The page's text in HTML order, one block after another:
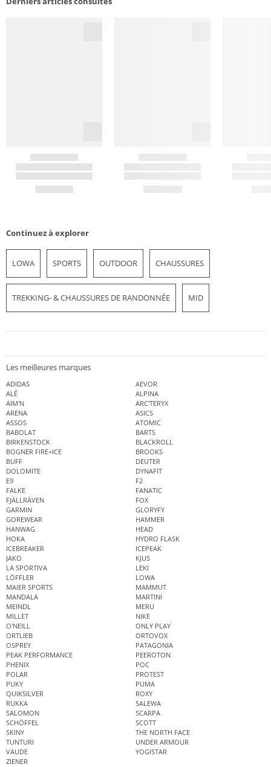
Continuez à explorer
LOWA SPORTS OUTDOOR CHAUSSURES
TREKKING- & CHAUSSURES DE RANDONNÉE MID
Les meilleures marques
ADIDAS
AEVOR
ALÉ
ALPINA
AIM'N
ARC'TERYX
ARENA
ASICS
ASSOS
ATOMIC
BABOLAT
BARTS
BIRKENSTOCK
BLACKROLL
BOGNER FIRE+ICE
BROOKS
BUFF
DEUTER
DOLOMITE
DYNAFIT
E9
F2
FALKE
FANATIC
FJÄLLRÄVEN
FOX
GARMIN
GLORYFY
GOREWEAR
HAMMER
HANWAG
HEAD
HOKA
HYDRO FLASK
ICEBREAKER
ICEPEAK
JAKO
KJUS
LA SPORTIVA
LEKI
LÖFFLER
LOWA
MAIER SPORTS
MAMMUT
MANDALA
MARTINI
MEINDL
MERU
MILLET
NIKE
O'NEILL
ONLY PLAY
ORTLIEB
ORTOVOX
OSPREY
PATAGONIA
PEAK PERFORMANCE
PEEROTON
PHENIX
POC
POLAR
PROTEST
PUKY
PUMA
QUIKSILVER
ROXY
RUKKA
SALEWA
SALOMON
SCARPA
SCHÖFFEL
SCOTT
SKINY
THE NORTH FACE
TUNTURI
UNDER ARMOUR
VAUDE
YOGISTAR
ZIENER